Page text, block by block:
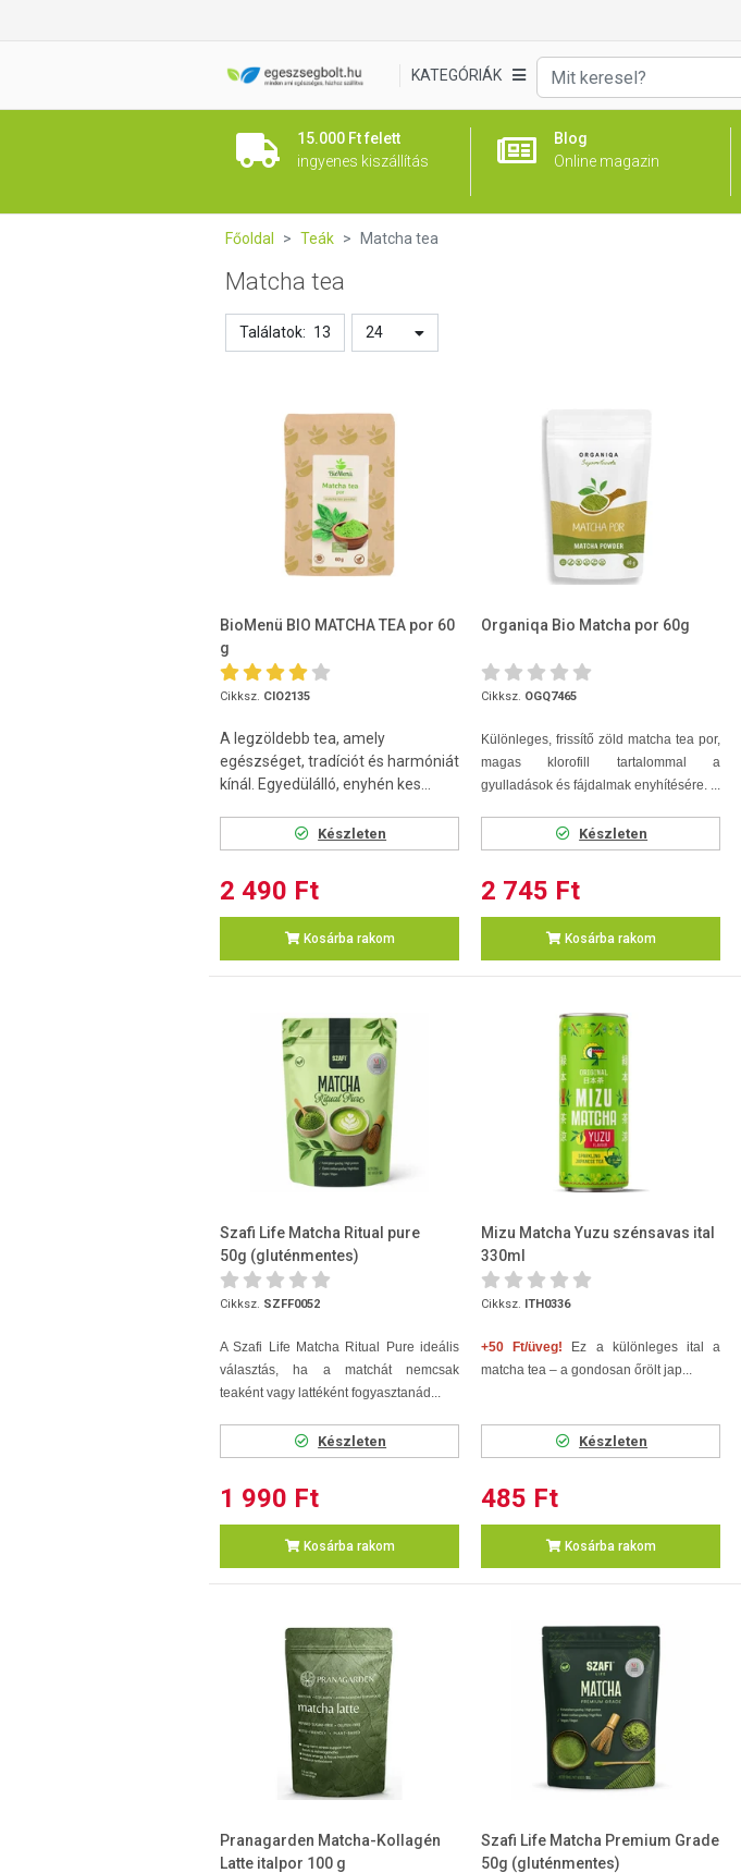
KATEGÓRIÁK
15.000 Ft felett
ingyenes kiszállítás
Blog
Online magazin
Főoldal Teák Matcha tea
Matcha tea
Találatok: 13 24
BioMenü BIO MATCHA TEA por 60
g
Cikksz. CIO2135
A legzöldebb tea, amely
egészséget, tradíciót és harmóniát
kínál. Egyedülálló, enyhén kes...
Készleten
2 490 Ft
Kosárba rakom
Organiqa Bio Matcha por 60g
Cikksz. OGQ7465
Különleges, frissítő zöld matcha tea por,
magas klorofill tartalommal a
gyulladások és fájdalmak enyhítésére. ...
Készleten
2 745 Ft
Kosárba rakom
Szafi Life Matcha Ritual pure
50g (gluténmentes)
Cikksz. SZFF0052
A Szafi Life Matcha Ritual Pure ideális
választás, ha a matchát nemcsak
teaként vagy lattéként fogyasztanád...
Készleten
1 990 Ft
Kosárba rakom
Mizu Matcha Yuzu szénsavas ital
330ml
Cikksz. ITH0336
+50 Ft/üveg!
Ez a különleges ital a
matcha tea – a gondosan őrölt jap...
Készleten
485 Ft
Kosárba rakom
Pranagarden Matcha-Kollagén
Latte italpor 100 g
Szafi Life Matcha Premium Grade
50g (gluténmentes)